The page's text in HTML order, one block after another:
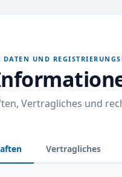
DATEN UND
Vertragliches und
Vertragliches